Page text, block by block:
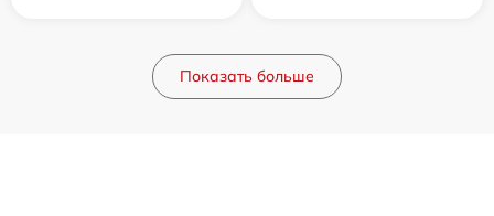
Показать больше